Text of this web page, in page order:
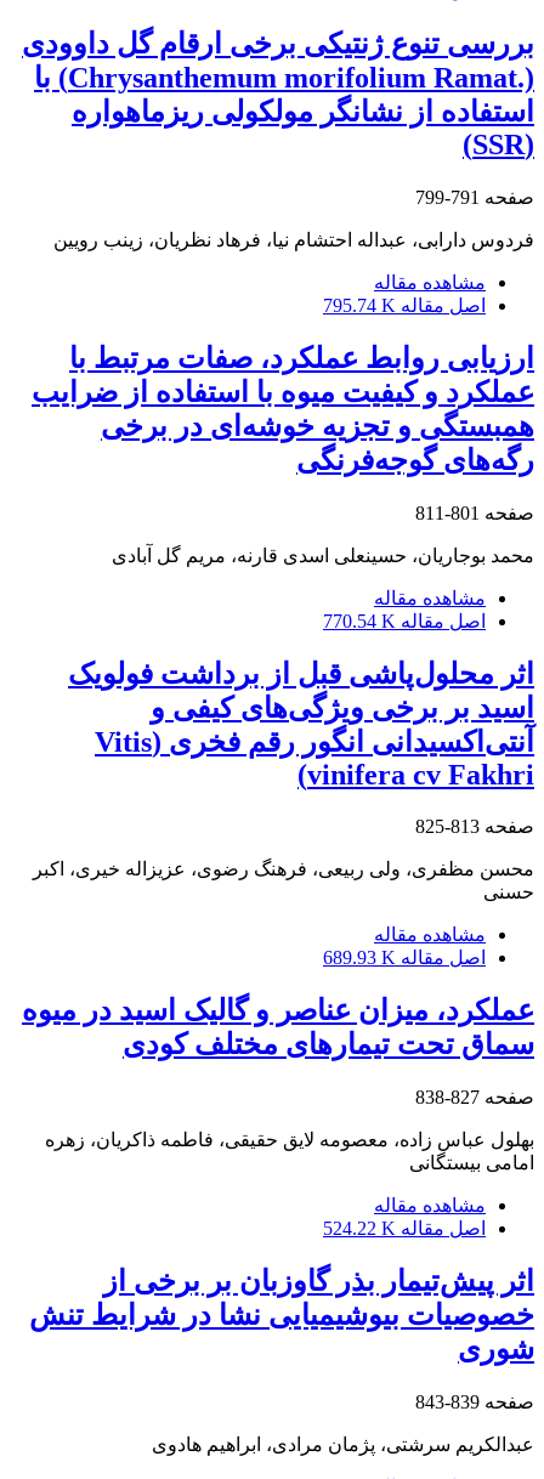
بررسی تنوع ژنتیکی برخی ارقام گل داوودی
(.Chrysanthemum morifolium Ramat) با
استفاده از نشانگر مولکولی ریزماهواره
(SSR)
صفحه 791-799
فردوس دارابی، عبداله احتشام نیا، فرهاد نظریان، زینب رویین
مشاهده مقاله
اصل مقاله 795.74 K
ارزیابی روابط عملکرد، صفات مرتبط با
عملکرد و کیفیت میوه با استفاده از ضرایب
همبستگی و تجزیه خوشه‌ای در برخی
رگه‌های گوجه‌فرنگی
صفحه 801-811
محمد بوجاریان، حسینعلی اسدی قارنه، مریم گل آبادی
مشاهده مقاله
اصل مقاله 770.54 K
اثر محلول‌پاشی قبل از برداشت فولویک
اسید بر برخی ویژگی‌های کیفی و
آنتی‌اکسیدانی انگور رقم فخری (Vitis
vinifera cv Fakhri)
صفحه 813-825
محسن مظفری، ولی ربیعی، فرهنگ رضوی، عزیزاله خیری، اکبر
حسنی
مشاهده مقاله
اصل مقاله 689.93 K
عملکرد، میزان عناصر و گالیک اسید در میوه
سماق تحت تیمارهای مختلف کودی
صفحه 827-838
بهلول عباس زاده، معصومه لایق حقیقی، فاطمه ذاکریان، زهره
امامی بیستگانی
مشاهده مقاله
اصل مقاله 524.22 K
اثر پیش‌تیمار بذر گاوزبان بر برخی از
خصوصیات بیوشیمیایی نشا در شرایط تنش
شوری
صفحه 839-843
عبدالکریم سرشتی، پژمان مرادی، ابراهیم هادوی